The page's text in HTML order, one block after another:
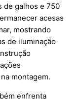
de galhos e 750
acesas
mostrando
de iluminação
montagem.
enfrenta